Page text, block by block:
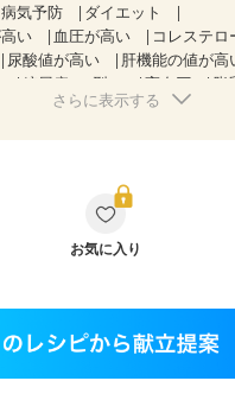
気予防
ダイエット
い
血圧が高い
コレステ
尿酸値が高い
肝機能の値が高
糖尿病（2型） 高血圧
脂
狭心症 心筋梗塞
期）
糖尿病性腎症（第２期）
期）
CKD（ステージ１）
CKD（ステージ３a）
方・経過観察中の方など
関節リウマチ 乾癬
貧血対策
さらに表示する
お気に入り